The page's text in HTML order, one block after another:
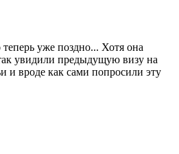
теперь уже поздно... Хотя она
увидили предыдущую визу на
и вроде как сами попросили эту